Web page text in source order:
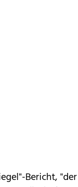
Bericht,